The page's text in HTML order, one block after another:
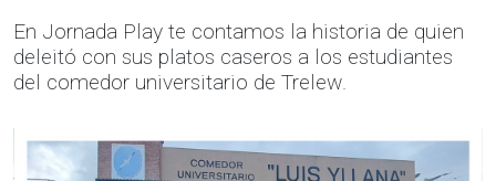
En Jornada Play te contamos la historia de quien
deleitó con sus platos caseros a los estudiantes
del comedor universitario de Trelew.